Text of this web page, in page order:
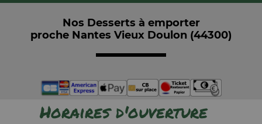
Nos Desserts à emporter
proche Nantes Vieux Doulon (44300)
Horaires d'ouverture